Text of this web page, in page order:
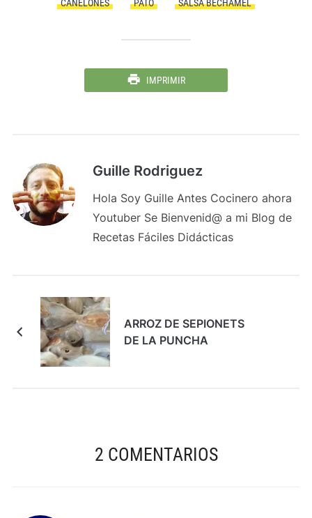
CANELONES PATO SALSA BECHAMEL
IMPRIMIR
Guille Rodriguez
Hola Soy Guille Antes Cocinero ahora
Youtuber Se Bienvenid@ a mi Blog de
Recetas Fáciles Didácticas
ARROZ DE SEPIONETS
DE LA PUNCHA
2 COMENTARIOS